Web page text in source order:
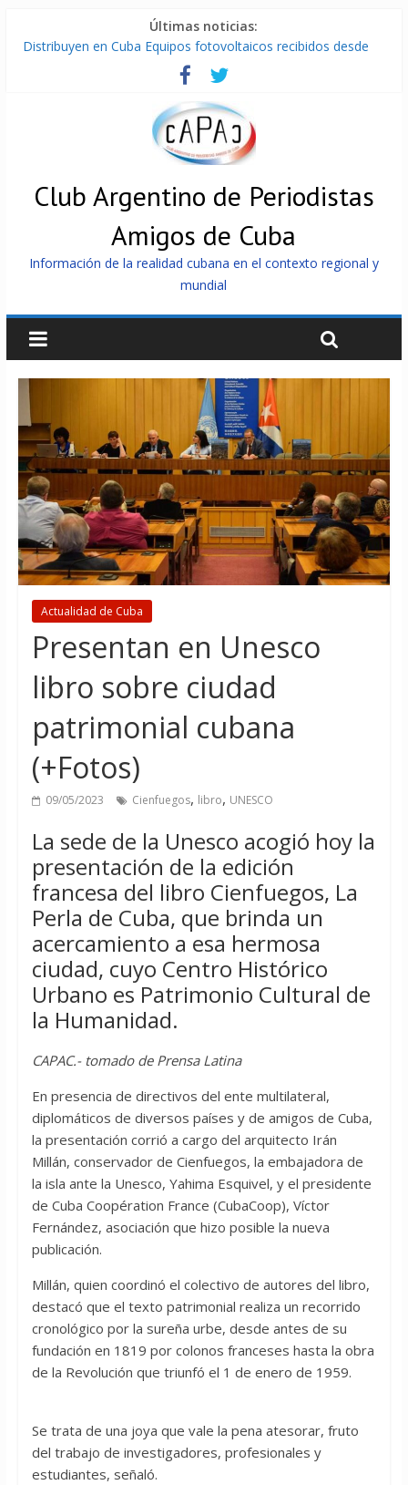
Últimas noticias:
Distribuyen en Cuba Equipos fotovoltaicos recibidos desde
La ONU condena medidas de EE.UU contra Cuba
Cuba alerta sobre doctrina militar de dominación de EEUU
Nuevas sanciones de EEUU contra Cuba apuntan a la
cooperación militar con Rusia y China
Brutal represión contra los que marchan para que no se
venda la patria
Club Argentino de Periodistas
Amigos de Cuba
Información de la realidad cubana en el contexto regional y
mundial
Actualidad de Cuba
Presentan en Unesco
libro sobre ciudad
patrimonial cubana
(+Fotos)
09/05/2023 Cienfuegos, libro, UNESCO
La sede de la Unesco acogió hoy la
presentación de la edición
francesa del libro Cienfuegos, La
Perla de Cuba, que brinda un
acercamiento a esa hermosa
ciudad, cuyo Centro Histórico
Urbano es Patrimonio Cultural de
la Humanidad.
CAPAC.- tomado de Prensa Latina
En presencia de directivos del ente multilateral,
diplomáticos de diversos países y de amigos de Cuba,
la presentación corrió a cargo del arquitecto Irán
Millán, conservador de Cienfuegos, la embajadora de
la isla ante la Unesco, Yahima Esquivel, y el presidente
de Cuba Coopération France (CubaCoop), Víctor
Fernández, asociación que hizo posible la nueva
publicación.
Millán, quien coordinó el colectivo de autores del libro,
destacó que el texto patrimonial realiza un recorrido
cronológico por la sureña urbe, desde antes de su
fundación en 1819 por colonos franceses hasta la obra
de la Revolución que triunfó el 1 de enero de 1959.
Se trata de una joya que vale la pena atesorar, fruto
del trabajo de investigadores, profesionales y
estudiantes, señaló.